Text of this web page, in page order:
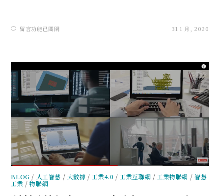
留言功能已關閉 31 1 月, 2020
BLOG / 人工智慧 / 大數據 / 工業4.0 / 工業互聯網 / 工業物聯網 / 智慧
工業 /物聯網